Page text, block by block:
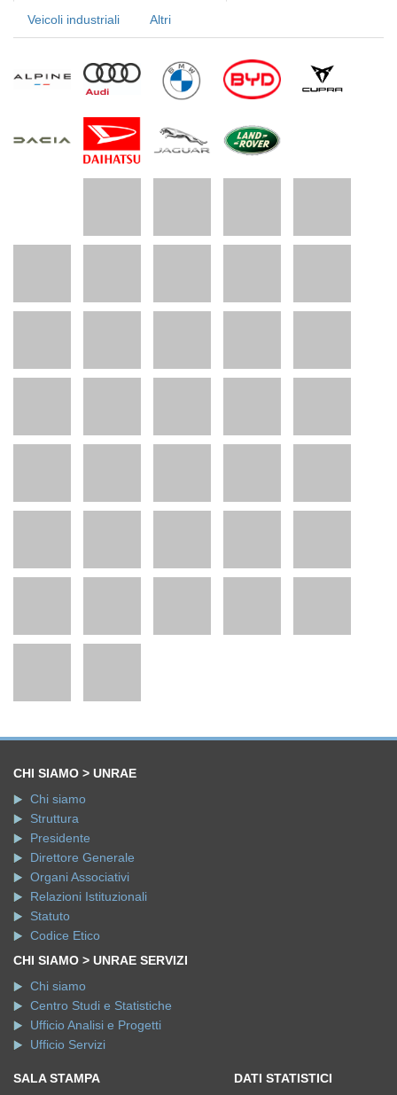
Veicoli industriali Altri
CHI SIAMO > UNRAE
Chi siamo
Struttura
Presidente
Direttore Generale
Organi Associativi
Relazioni Istituzionali
Statuto
Codice Etico
CHI SIAMO > UNRAE SERVIZI
Chi siamo
Centro Studi e Statistiche
Ufficio Analisi e Progetti
Ufficio Servizi
SALA STAMPA
DATI STATISTICI